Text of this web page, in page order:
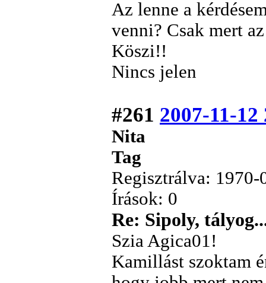
Az lenne a
venni? Csak mert
Köszi!!
Nincs jelen
#261 2007-11-12
Nita
Tag
Regisztrálva: 1970-
Írások: 0
Re: Sipoly,
Szia Agica01!
Kamillást szoktam